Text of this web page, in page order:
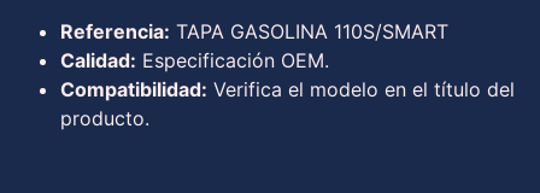
Referencia: TAPA GASOLINA 110S/SMART
Calidad: Especificación OEM.
Compatibilidad: Verifica el modelo en el título del
producto.